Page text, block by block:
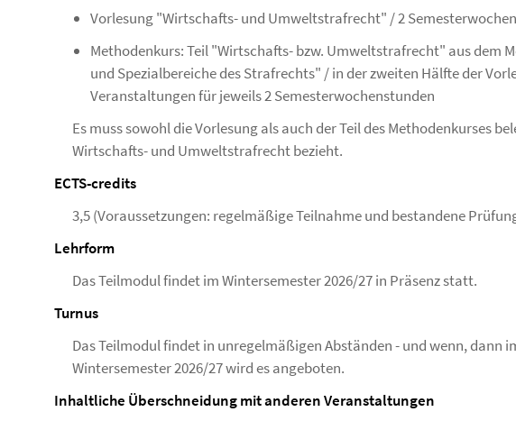
Vorlesung "Wirtschafts- und Umweltstrafrecht" / 2
Methodenkurs: Teil "Wirtschafts- bzw. Umweltstrafrecht" aus dem
und Spezialbereiche des Strafrechts" / in der zweiten Hälfte der
Veranstaltungen für jeweils 2 Semesterwochenstunden
Es muss sowohl die Vorlesung als auch der Teil des Methodenkurses
Wirtschafts- und Umweltstrafrecht bezieht.
ECTS-credits
3,5 (Voraussetzungen: regelmäßige Teilnahme und bestandene
Lehrform
Das Teilmodul findet im Wintersemester 2026/27 in Präsenz statt.
Turnus
Das Teilmodul findet in unregelmäßigen Abständen - und wenn, dann
Wintersemester 2026/27 wird es angeboten.
Inhaltliche Überschneidung mit anderen Veranstaltungen